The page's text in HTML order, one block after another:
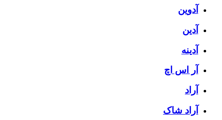
آدوین
آدین
آدینه
آر اس اچ
آراد
آراد شاک